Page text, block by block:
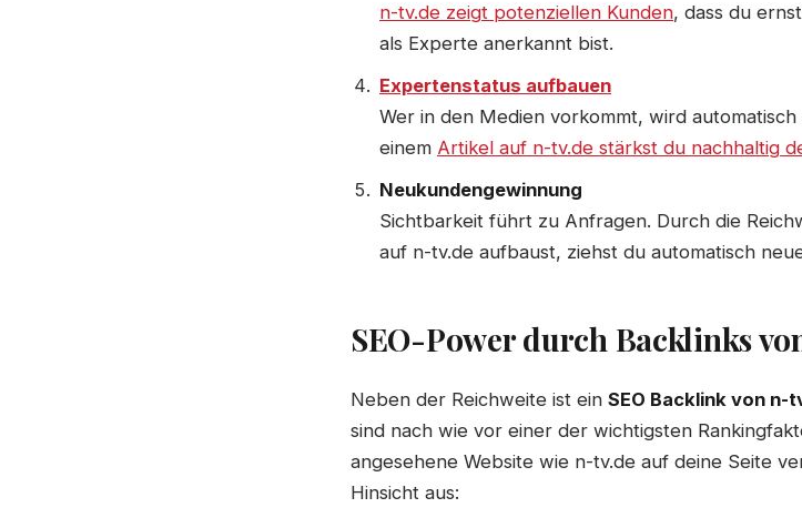
n-tv.de zeigt potenziellen Kunden, dass du
als Experte anerkannt bist.
Expertenstatus aufbauen
Wer in den Medien vorkommt, wird
einem Artikel auf n-tv.de stärkst du nachhaltig
Neukundengewinnung
Sichtbarkeit führt zu Anfragen. Durch die
auf n-tv.de aufbaust, ziehst du automatisch
SEO-Power durch Backlinks
Neben der Reichweite ist ein SEO Backlink von n-
sind nach wie vor einer der wichtigsten
angesehene Website wie n-tv.de auf deine Seite
Hinsicht aus: